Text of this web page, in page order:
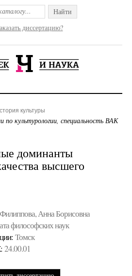
Найти
диссертацию?
культуры
по культурологии, специальность ВАК
доминанты
высшего
Филиппова, Анна Борисовна
философских наук
Томск
24.00.01